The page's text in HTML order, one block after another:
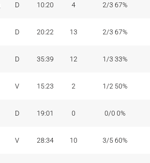
D 10:20 4 2/3 67%
D 20:22 13 2/3 67%
D 35:39 12 1/3 33%
V 15:23 2 1/2 50%
D 19:01 0 0/0 0%
V 28:34 10 3/5 60%